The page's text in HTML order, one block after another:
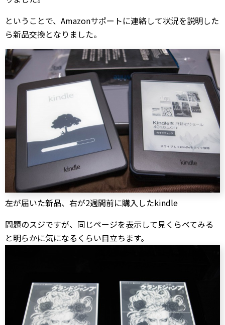
ということで、Amazonサポートに連絡して状況を説明した
ら新品交換となりました。
左が届いた新品、右が2週間前に購入したkindle
問題のスジですが、同じページを表示して見くらべてみる
と明らかに気になるくらい目立ちます。